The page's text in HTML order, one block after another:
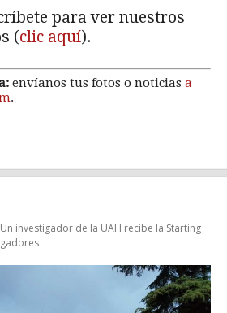
para ver nuestros
(clic aquí).
envíanos tus fotos o noticias a
.